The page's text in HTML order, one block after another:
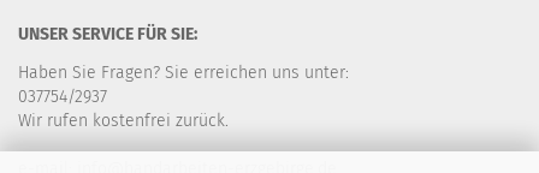
UNSER SERVICE FÜR SIE:
Haben Sie Fragen? Sie erreichen uns unter:
037754/2937
Wir rufen kostenfrei zurück.